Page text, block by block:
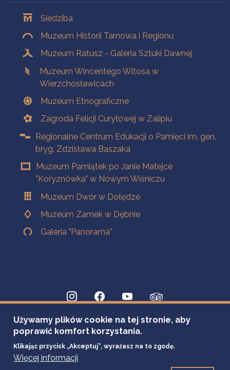
Siedziba
Muzeum Historii Tarnowa i Regionu
Muzeum Ratusz - Galeria Sztuki Dawnej
Muzeum Wincentego Witosa w
Wierzchosławicach
Muzeum Etnograficzne
Zagroda Felicji Curyłowej w Zalipiu
Regionalne Centrum Edukacji o Pamięci im. gen.
bryg. Zdzisława Baszaka
Muzeum Pamiątek po Janie Matejce
"Koryznówka" w Nowym Wiśniczu
Muzeum Dwór w Dołędze
Muzeum Zamek w Dębnie
Galeria "Panorama"
Używamy plików cookie na tej stronie, aby
poprawić komfort korzystania.
Klikając przycisk „Akceptuj”, wyrażasz na to zgodę.
Więcej informacji